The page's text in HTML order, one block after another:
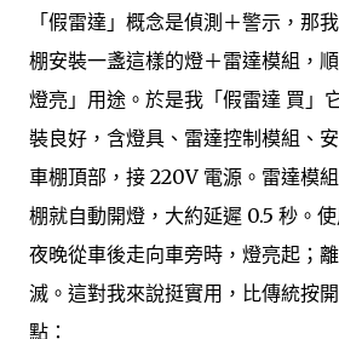
「假雷達」概念是偵測＋警示，那
棚安裝一盞這樣的燈＋雷達模組，
燈亮」用途。於是我「假雷達 買」
裝良好，含燈具、雷達控制模組、
車棚頂部，接 220V 電源。雷達模
棚就自動開燈，大約延遲 0.5 秒。
夜晚從車後走向車旁時，燈亮起；
滅。這對我來說挺實用，比傳統按
點：